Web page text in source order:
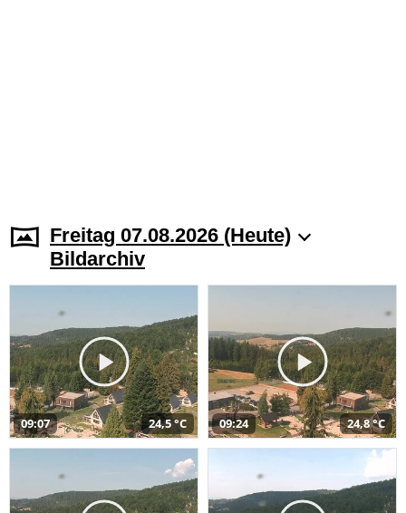
Freitag 07.08.2026 (Heute)
Bildarchiv
09:07 24,5 °C 09:24 24,8 °C